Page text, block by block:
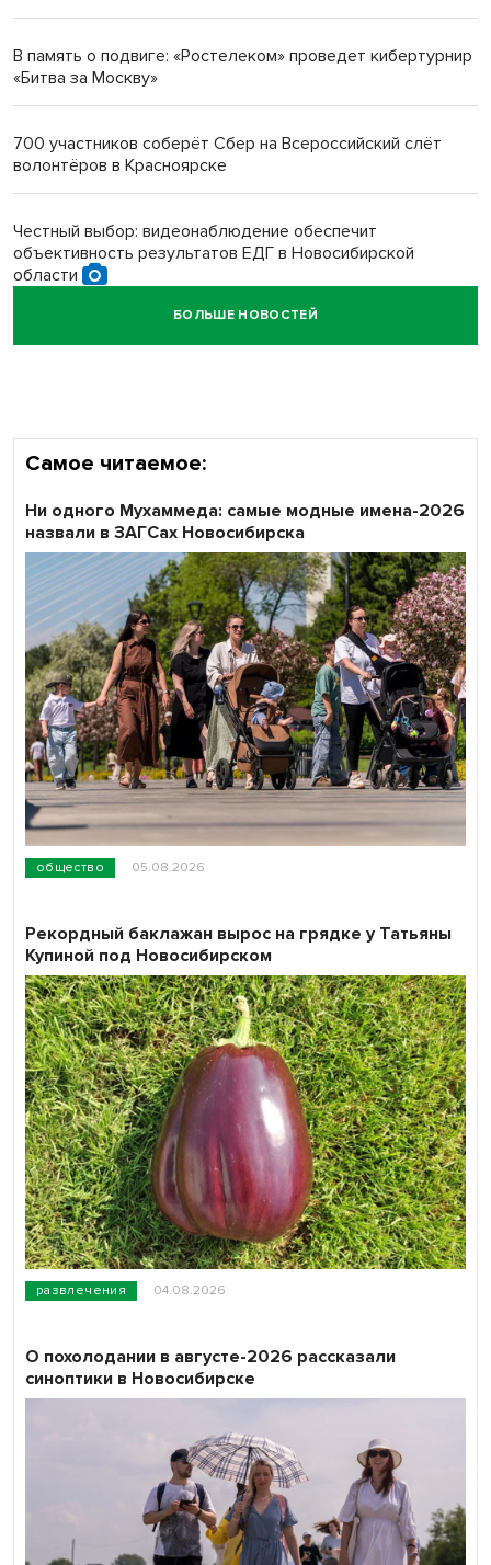
Инвалид получил условный срок за избиение врачей
Новосибирский преподаватель с женой вошли в топ-16
Обновлённое отделение ВТБ открылось в Искитиме
В память о подвиге: «Ростелеком» проведет кибертурнир
«Битва за Москву»
700 участников соберёт Сбер на Всероссийский слёт
волонтёров в Красноярске
Честный выбор: видеонаблюдение обеспечит
объективность результатов ЕДГ в Новосибирской
области
Кибертанки пошли в бой: «Ростелеком» объявляет
БОЛЬШЕ НОВОСТЕЙ
Самое читаемое:
общество 05.08.2026
Ни одного Мухаммеда: самые модные имена-2026
назвали в ЗАГСах Новосибирска
развлечения 04.08.2026
Рекордный баклажан вырос на грядке у Татьяны
Купиной под Новосибирском
О похолодании в августе-2026 рассказали
синоптики в Новосибирске